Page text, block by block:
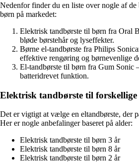
Nedenfor finder du en liste over nogle af de
børn på markedet:
Elektrisk tandbørste til børn fra Oral
bløde børstehår og lyseffekter.
Børne el-tandbørste fra Philips
effektive rengøring og børnevenlige
El-tandbørste til børn fra Gum Sonic
batteridrevet funktion.
Elektrisk tandbørste til
Det er vigtigt at vælge en eltandbørste, der
Her er nogle anbefalinger baseret på alder:
Elektrisk tandbørste til børn 3 år
Elektrisk tandbørste til børn 8 år
Elektrisk tandbørste til børn 2 år